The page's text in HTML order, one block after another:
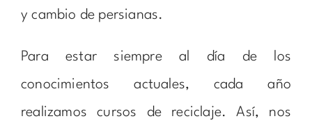
y cambio de persianas.
Para estar siempre al día de los
conocimientos actuales, cada año
realizamos cursos de reciclaje. Así, nos